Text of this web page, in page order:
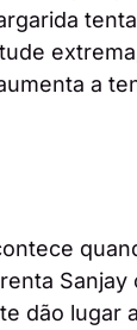
a
Sanjay
dão lugar